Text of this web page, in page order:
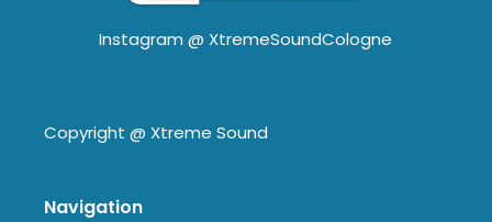
Instagram @ XtremeSoundCologne
Copyright @ Xtreme Sound
Navigation